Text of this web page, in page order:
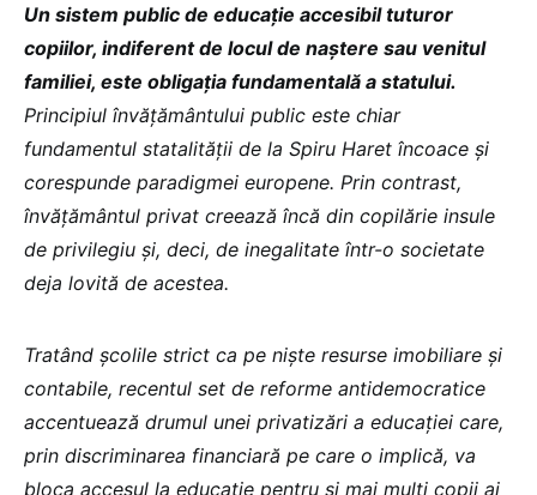
Un sistem public de educație accesibil tuturor
copiilor, indiferent de locul de naștere sau venitul
familiei, este obligația fundamentală a statului.
Principiul învățământului public este chiar
fundamentul statalității de la Spiru Haret încoace și
corespunde paradigmei europene. Prin contrast,
învățământul privat creează încă din copilărie insule
de privilegiu și, deci, de inegalitate într-o societate
deja lovită de acestea.
Tratând școlile strict ca pe niște resurse imobiliare și
contabile, recentul set de reforme antidemocratice
accentuează drumul unei privatizări a educației care,
prin discriminarea financiară pe care o implică, va
bloca accesul la educație pentru și mai mulți copii ai